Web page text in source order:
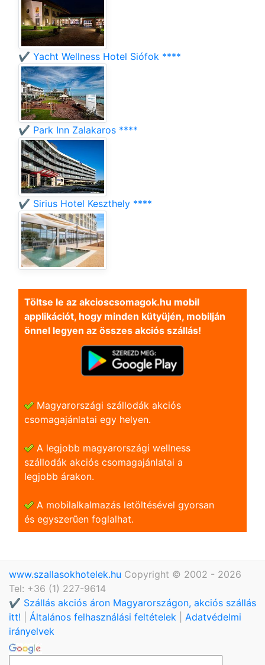
✔️ Yacht Wellness Hotel Siófok ****
✔️ Park Inn Zalakaros ****
✔️ Sirius Hotel Keszthely ****
Töltse le az akcioscsomagok.hu mobil
applikációt, hogy minden kütyüjén, mobilján
önnel legyen az összes akciós szállás!
Magyarországi szállodák akciós
csomagajánlatai egy helyen.
A legjobb magyarországi wellness
szállodák akciós csomagajánlatai a
legjobb árakon.
A mobilalkalmazás letöltésével gyorsan
és egyszerũen foglalhat.
www.szallasokhotelek.hu Copyright © 2002 - 2026
Tel: +36 (1) 227-9614
✔️ Szállás akciós áron Magyarországon, akciós szállás
itt!
Általános felhasználási feltételek
Adatvédelmi
irányelvek